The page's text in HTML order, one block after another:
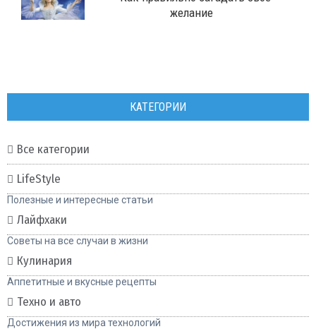
желание
КАТЕГОРИИ
Все категории
LifeStyle
Полезные и интересные статьи
Лайфхаки
Советы на все случаи в жизни
Кулинария
Аппетитные и вкусные рецепты
Техно и авто
Достижения из мира технологий